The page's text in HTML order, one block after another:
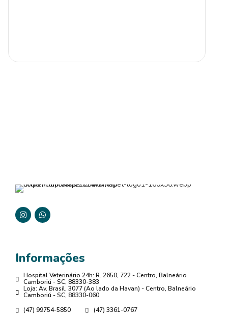
Informações
Hospital Veterinário 24h: R. 2650, 722 - Centro, Balneário
Camboriú - SC, 88330-383
Loja: Av. Brasil, 3077 (Ao lado da Havan) - Centro, Balneário
Camboriú - SC, 88330-060
(47) 99754-5850
(47) 3361-0767